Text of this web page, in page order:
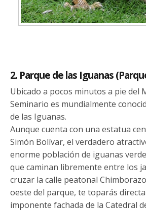
2. Parque de las Iguanas
Ubicado a pocos minutos a pie del
Seminario es mundialmente
de las Iguanas.
Aunque cuenta con una estatua
Simón Bolívar, el verdadero
enorme población de iguanas
que caminan libremente entre los
cruzar la calle peatonal
oeste del parque, te toparás
imponente fachada de la Catedral